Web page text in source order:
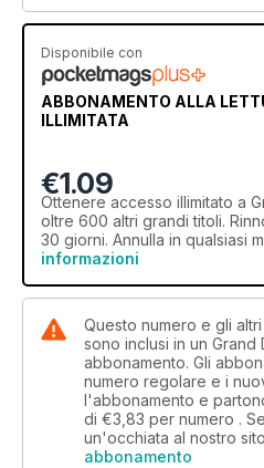
Disponibile con
ABBONAMENTO ALLA
ILLIMITATA
€1.09
Ottenere accesso illimitato a
oltre 600 altri grandi titoli.
30 giorni. Annulla in qualsiasi
informazioni
Questo numero e gli
sono inclusi in un Grand
abbonamento. Gli
numero regolare e i
l'abbonamento e
di €3,83 per numero .
un'occhiata al nostro
abbonamento